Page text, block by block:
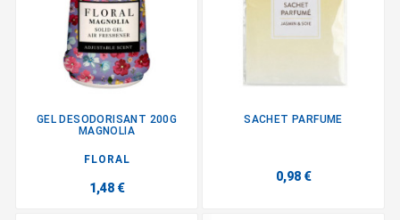
GEL DESODORISANT 200G
MAGNOLIA
FLORAL
1,48 €
SACHET PARFUME
0,98 €